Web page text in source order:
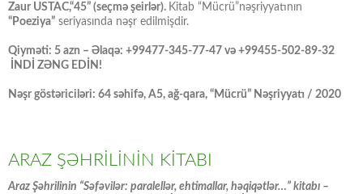
Zaur USTAC,“45” (seçmə şeirlər). Kitab “Mücrü”nəşriyyatının
“Poeziya” seriyasında nəşr edilmişdir.
Qiyməti: 5 azn – Əlaqə: +99477-345-77-47 və +99455-502-89-32
İNDİ ZƏNG EDİN!
Nəşr göstəriciləri: 64 səhifə, A5, ağ-qara, “Mücrü” Nəşriyyatı / 2020
ARAZ ŞƏHRİLİNİN KİTABI
Araz Şəhrilinin “Səfəvilər: paralellər, ehtimallar, həqiqətlər…” kitabı –